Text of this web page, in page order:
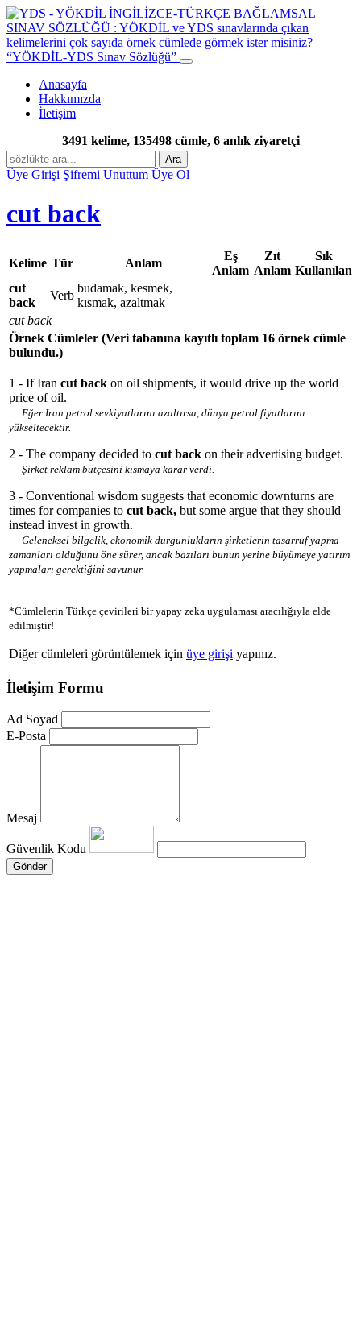
“YÖKDİL-YDS Sınav Sözlüğü”
Anasayfa
Hakkımızda
İletişim
3491 kelime, 135498 cümle, 6 anlık ziyaretçi
Ara
Üye Girişi Şifremi Unuttum Üye Ol
cut back
Kelime Tür Anlam
Eş
Anlam
Zıt
Anlam
Sık
Kullanılan
cut
back
Verb
budamak, kesmek,
kısmak, azaltmak
cut back
Örnek Cümleler (Veri tabanına kayıtlı toplam 16 örnek cümle
bulundu.)
1 - If Iran cut back on oil shipments, it would drive up the world
price of oil.
Eğer İran petrol sevkiyatlarını azaltırsa, dünya petrol fiyatlarını
yükseltecektir.
2 - The company decided to cut back on their advertising budget.
Şirket reklam bütçesini kısmaya karar verdi.
3 - Conventional wisdom suggests that economic downturns are
times for companies to cut back, but some argue that they should
instead invest in growth.
Geleneksel bilgelik, ekonomik durgunlukların şirketlerin tasarruf yapma
zamanları olduğunu öne sürer, ancak bazıları bunun yerine büyümeye yatırım
yapmaları gerektiğini savunur.
*Cümlelerin Türkçe çevirileri bir yapay zeka uygulaması aracılığıyla elde
edilmiştir!
Diğer cümleleri görüntülemek için üye girişi yapınız.
İletişim Formu
Ad Soyad
E-Posta
Mesaj
Güvenlik Kodu
Gönder